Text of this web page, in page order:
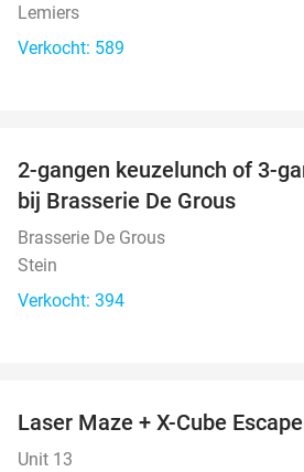
Lemiers
Verkocht: 589
2-gangen keuzelunch of 3-
bij Brasserie De Grous
Brasserie De Grous
Stein
Verkocht: 394
Laser Maze + X-Cube
Unit 13